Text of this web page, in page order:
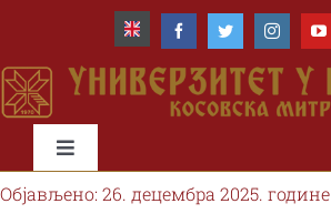
content
Toggle
Navigation
Почетна
Објављено: 26. децембра 2025. године